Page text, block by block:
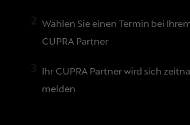
Wählen Sie einen Termin bei
CUPRA Partner
Ihr CUPRA Partner wird sich
melden